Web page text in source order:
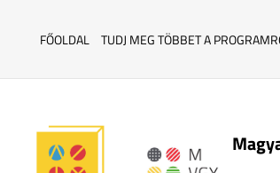
FŐOLDAL TUDJ MEG TÖBBET A